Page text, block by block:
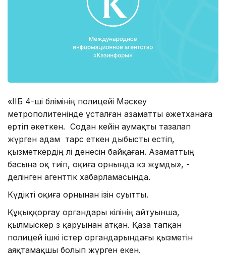
«ІІБ 4-ші бөлімінің полицейі Мәскеу
метрополитенінде ұсталған азаматты әжетханаға
ертіп әкеткен. Содан кейін аумақты тазалап
жүрген адам тарс еткен дыбысты естіп,
қызметкердің өлі денесін байқаған. Азаматтың
басына оқ тиіп, оқиға орнында көз жұмды», -
делінген агенттік хабарламасында.
Күдікті оқиға орнынан ізін суытты.
Құқыққорғау органдары өкілінің айтуынша,
қылмыскер өз қаруынан атқан. Қаза тапқан
полицей ішкі істер органдарындағы қызметін
аяқтамақшы болып жүрген екен.